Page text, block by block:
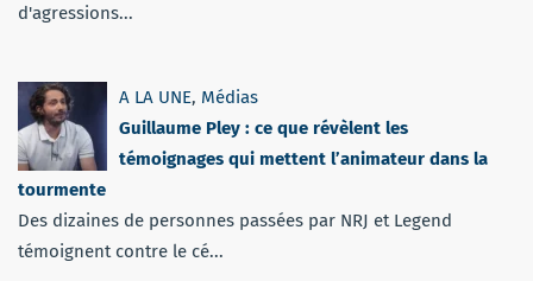
d'agressions...
A LA UNE, Médias
Guillaume Pley : ce que révèlent les
témoignages qui mettent l’animateur dans la
tourmente
Des dizaines de personnes passées par NRJ et Legend
témoignent contre le cé...